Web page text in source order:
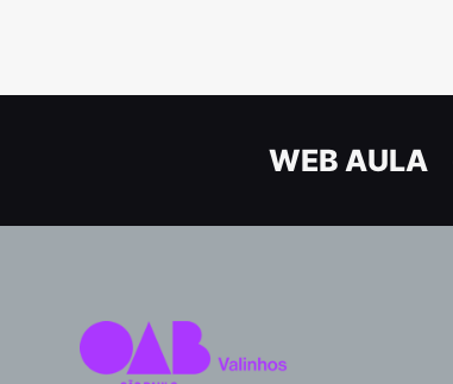
WEB AULA